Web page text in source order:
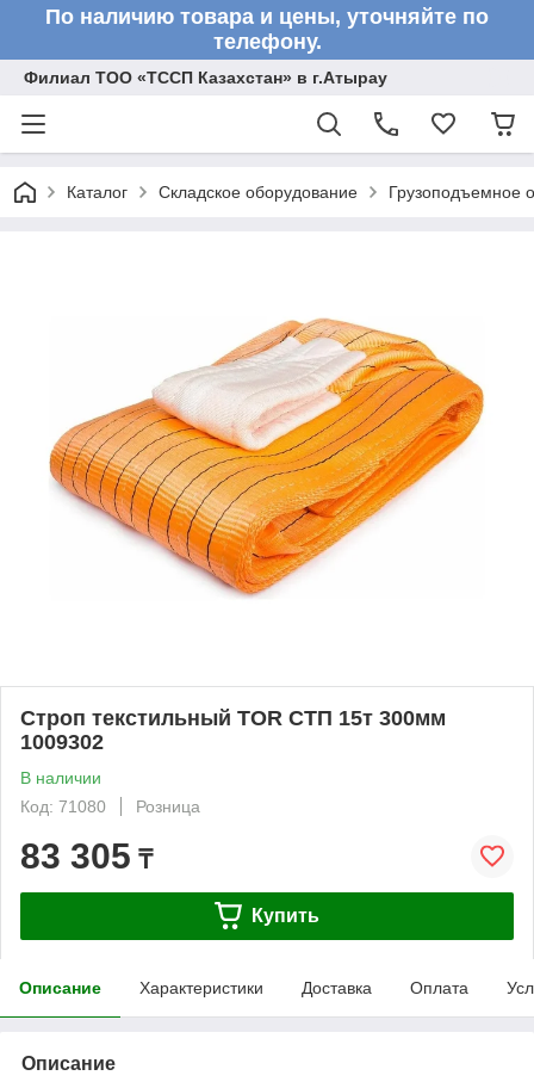
По наличию товара и цены, уточняйте по
телефону.
Филиал ТОО «ТССП Казахстан» в г.Атырау
Каталог Складское оборудование Грузоподъемное
Строп текстильный TOR СТП 15т 300мм
1009302
В наличии
Код: 71080
Розница
83 305 ₸
Купить
Описание Характеристики Доставка Оплата
Описание